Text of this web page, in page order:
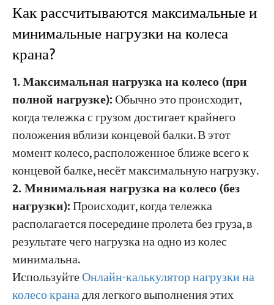
Как рассчитываются максимальные и
минимальные нагрузки на колеса
крана?
1.Максимальная нагрузка на колесо (при
полной нагрузке):Обычно это происходит,
когда тележка с грузом достигает крайнего
положения вблизи концевой балки. В этот
момент колесо, расположенное ближе всего к
концевой балке, несёт максимальную нагрузку.
2. Минимальная нагрузка на колесо (без
нагрузки):Происходит, когда тележка
располагается посередине пролета без груза, в
результате чего нагрузка на одно из колес
минимальна.
ИспользуйтеОнлайн-калькулятор нагрузки на
колесо кранадля легкого выполнения этих